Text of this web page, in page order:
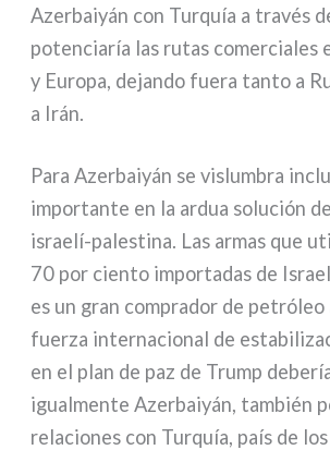
Azerbaiyán con Turquía a tra­vés
poten­cia­ría las rutas comer­cia­les
y Europa, dejan­do fue­ra tan­to a
a Irán.
Para Azerbaiyán se vislum­bra
impor­tan­te en la ardua solu­ción
israelí-palestina. Las armas que
70 por cien­to impor­ta­das de
es un gran com­pra­dor de petró­leo
fuer­za inter­na­cio­nal de
en el plan de paz de Trump
igual­men­te Azerbaiyán, tam­bién
rela­cio­nes con Turquía, país de